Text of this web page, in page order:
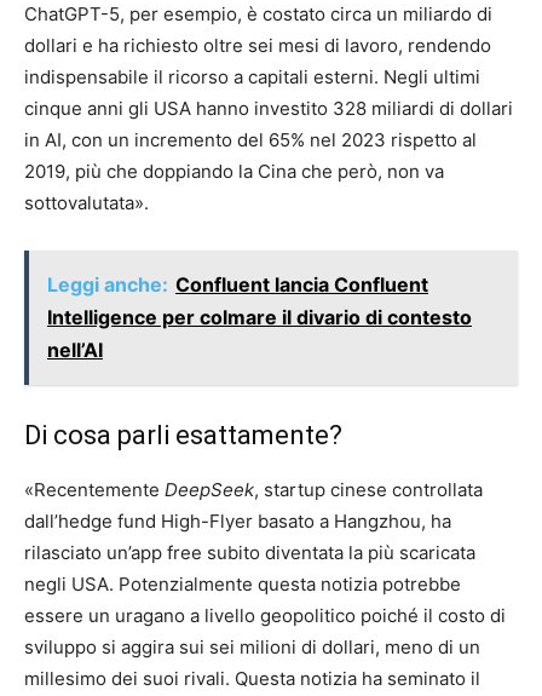
ChatGPT-5, per esempio, è costato circa un miliardo di
dollari e ha richiesto oltre sei mesi di lavoro, rendendo
indispensabile il ricorso a capitali esterni. Negli ultimi
cinque anni gli USA hanno investito 328 miliardi di dollari
in AI, con un incremento del 65% nel 2023 rispetto al
2019, più che doppiando la Cina che però, non va
sottovalutata».
Leggi anche: Confluent lancia Confluent
Intelligence per colmare il divario di contesto
nell’AI
Di cosa parli esattamente?
«Recentemente DeepSeek, startup cinese controllata
dall’hedge fund High-Flyer basato a Hangzhou, ha
rilasciato un’app free subito diventata la più scaricata
negli USA. Potenzialmente questa notizia potrebbe
essere un uragano a livello geopolitico poiché il costo di
sviluppo si aggira sui sei milioni di dollari, meno di un
millesimo dei suoi rivali. Questa notizia ha seminato il